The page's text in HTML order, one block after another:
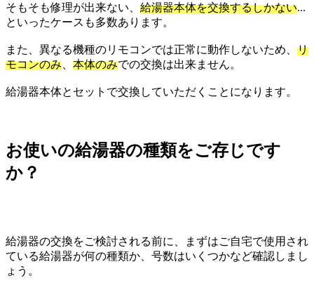
そもそも修理が出来ない、 給湯器本体を交換するしかない...
といったケースも多数あります。
また、異なる機種のリモコンでは正常に動作しないため、 リ
モコンのみ
本体のみでの交換は出来ません。
給湯器本体とセットで交換していただくことになります。
お使いの給湯器の種類をご存じです
か？
給湯器の交換をご検討される前に、まずはご自宅で使用され
ている給湯器が何の種類か、号数はいくつかなど確認しまし
ょう。